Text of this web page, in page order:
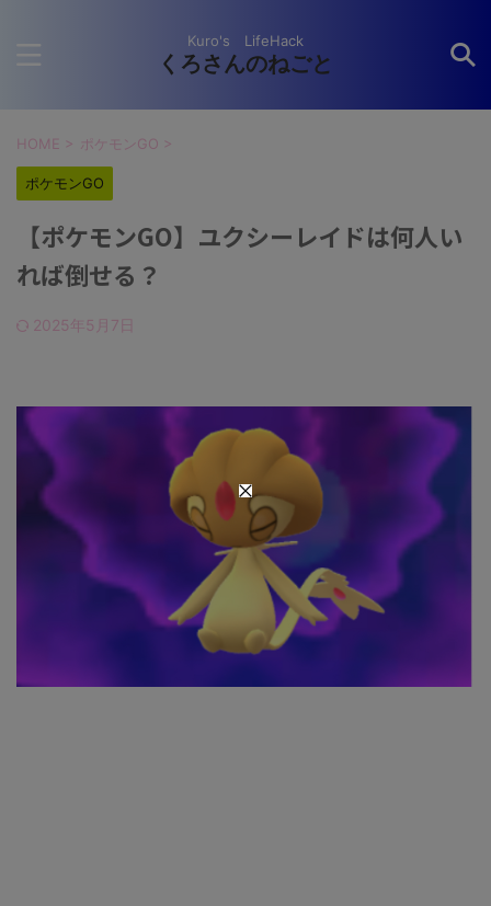
Kuro's LifeHack
くろさんのねごと
HOME > ポケモンGO >
ポケモンGO
【ポケモンGO】ユクシーレイドは何人い
れば倒せる？
2025年5月7日